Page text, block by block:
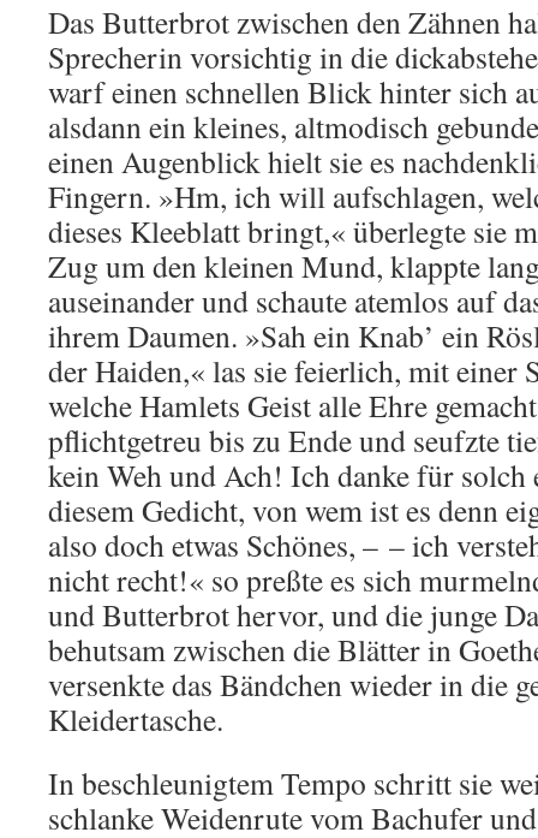
Das Butterbrot zwischen den Zähnen
Sprecherin vorsichtig in die
warf einen schnellen Blick hinter sich
alsdann ein kleines, altmodisch
einen Augenblick hielt sie es
Fingern. »Hm, ich will aufschlagen,
dieses Kleeblatt bringt,« überlegte sie
Zug um den kleinen Mund, klappte
auseinander und schaute atemlos auf
ihrem Daumen. »Sah ein Knab’ ein
der Haiden,« las sie feierlich, mit einer
welche Hamlets Geist alle Ehre
pflichtgetreu bis zu Ende und seufzte
kein Weh und Ach! Ich danke für
diesem Gedicht, von wem ist es denn
also doch etwas Schönes, – – ich
nicht recht!« so preßte es sich
und Butterbrot hervor, und die junge
behutsam zwischen die Blätter in
versenkte das Bändchen wieder in die
Kleidertasche.
In beschleunigtem Tempo schritt sie
schlanke Weidenrute vom Bachufer